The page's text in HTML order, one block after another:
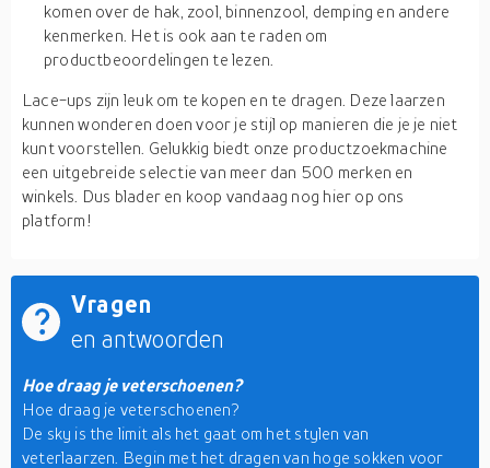
komen over de hak, zool, binnenzool, demping en andere
kenmerken. Het is ook aan te raden om
productbeoordelingen te lezen.
Lace-ups zijn leuk om te kopen en te dragen. Deze laarzen
kunnen wonderen doen voor je stijl op manieren die je je niet
kunt voorstellen. Gelukkig biedt onze productzoekmachine
een uitgebreide selectie van meer dan 500 merken en
winkels. Dus blader en koop vandaag nog hier op ons
platform!
Vragen
en antwoorden
Hoe draag je veterschoenen?
Hoe draag je veterschoenen?
De sky is the limit als het gaat om het stylen van
veterlaarzen. Begin met het dragen van hoge sokken voor